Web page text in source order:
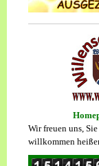
Wir freuen uns,
willkommen